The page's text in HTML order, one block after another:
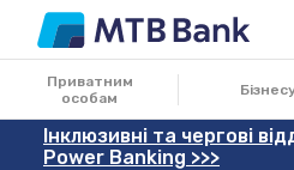
Приватним
особам
Інклюзивні та чергові
Power Banking >>>